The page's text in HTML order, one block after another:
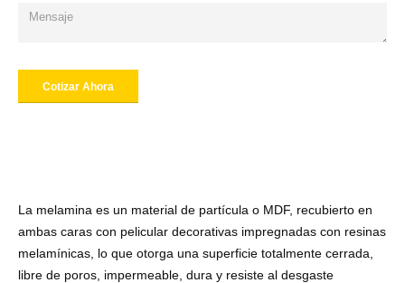
La melamina es un material de partícula o MDF, recubierto en
ambas caras con pelicular decorativas impregnadas con resinas
melamínicas, lo que otorga una superficie totalmente cerrada,
libre de poros, impermeable, dura y resiste al desgaste